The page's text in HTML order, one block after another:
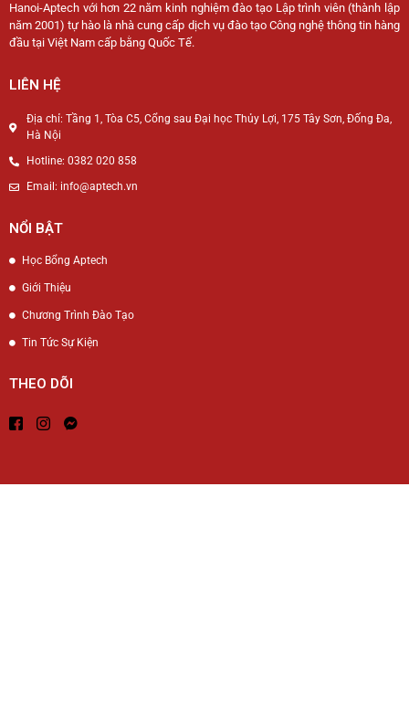
Hanoi-Aptech với hơn 22 năm kinh nghiệm đào tạo Lập trình viên (thành lập
năm 2001) tự hào là nhà cung cấp dịch vụ đào tạo Công nghệ thông tin hàng
đầu tại Việt Nam cấp bằng Quốc Tế.
LIÊN HỆ
Địa chỉ: Tầng 1, Tòa C5, Cổng sau Đại học Thủy Lợi, 175 Tây Sơn, Đống Đa,
Hà Nội
Hotline: 0382 020 858
Email: info@aptech.vn
NỔI BẬT
Học Bổng Aptech
Giới Thiệu
Chương Trình Đào Tạo
Tin Tức Sự Kiện
THEO DÕI